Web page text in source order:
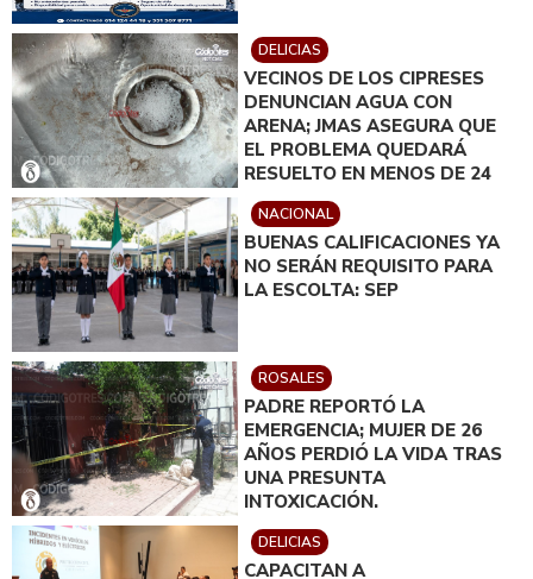
DELICIAS
VECINOS DE LOS CIPRESES
DENUNCIAN AGUA CON
ARENA; JMAS ASEGURA QUE
EL PROBLEMA QUEDARÁ
RESUELTO EN MENOS DE 24
HORAS
NACIONAL
BUENAS CALIFICACIONES YA
NO SERÁN REQUISITO PARA
LA ESCOLTA: SEP
ROSALES
PADRE REPORTÓ LA
EMERGENCIA; MUJER DE 26
AÑOS PERDIÓ LA VIDA TRAS
UNA PRESUNTA
INTOXICACIÓN.
DELICIAS
CAPACITAN A